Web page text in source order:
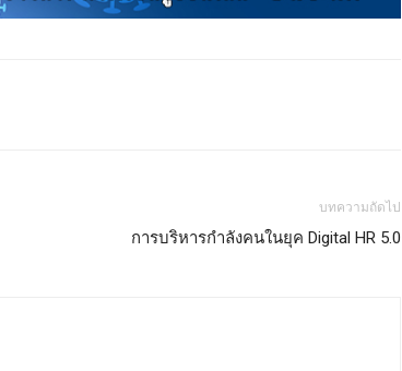
บทความถัดไป
การบริหารกำลังคนในยุค Digital HR 5.0